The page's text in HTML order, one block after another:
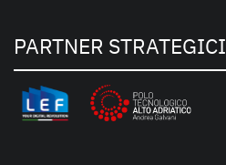
PARTNER STRATEGICI